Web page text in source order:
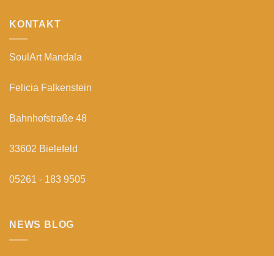
KONTAKT
SoulArt Mandala
Felicia Falkenstein
Bahnhofstraße 48
33602 Bielefeld
05261 - 183 9505
NEWS BLOG